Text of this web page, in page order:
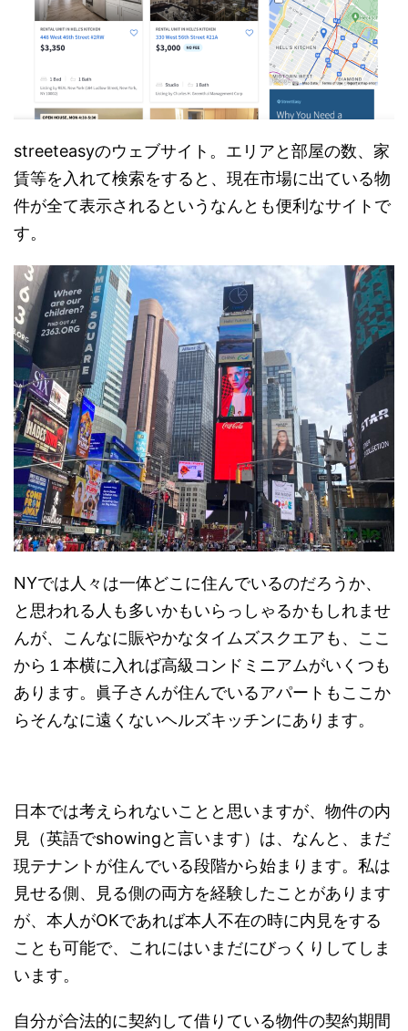
streeteasyのウェブサイト。エリアと部屋の数、家
賃等を入れて検索をすると、現在市場に出ている物
件が全て表示されるというなんとも便利なサイトで
す。
NYでは人々は一体どこに住んでいるのだろうか、
と思われる人も多いかもいらっしゃるかもしれませ
んが、こんなに賑やかなタイムズスクエアも、ここ
から１本横に入れば高級コンドミニアムがいくつも
あります。眞子さんが住んでいるアパートもここか
らそんなに遠くないヘルズキッチンにあります。
日本では考えられないことと思いますが、物件の内
見（英語でshowingと言います）は、なんと、まだ
現テナントが住んでいる段階から始まります。私は
見せる側、見る側の両方を経験したことがあります
が、本人がOKであれば本人不在の時に内見をする
ことも可能で、これにはいまだにびっくりしてしま
います。
自分が合法的に契約して借りている物件の契約期間